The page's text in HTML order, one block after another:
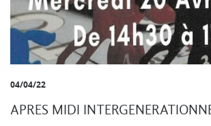
04/04/22
APRES MIDI